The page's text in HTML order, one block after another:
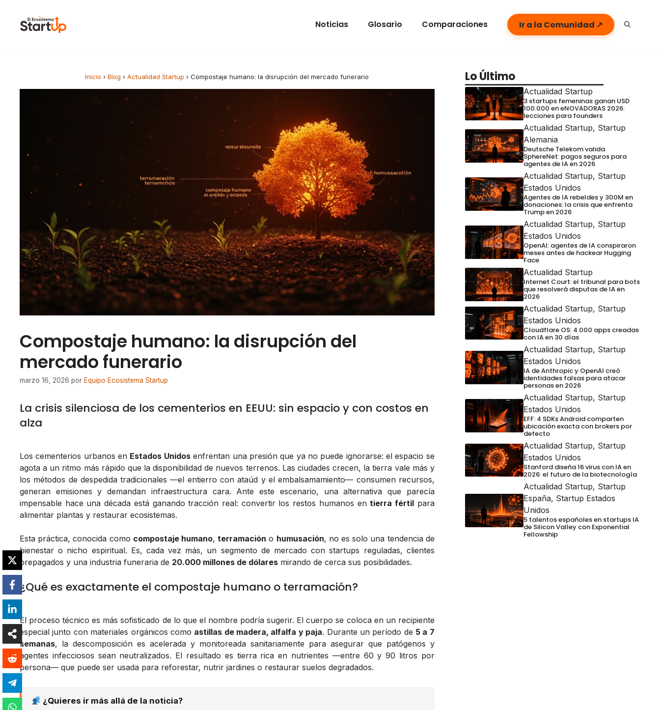
Noticias Glosario Comparaciones Ir a la Comunidad ↗
Inicio › Blog › Actualidad Startup › Compostaje humano: la disrupción del mercado funerario
Compostaje humano: la disrupción del
mercado funerario
marzo 16, 2026 por Equipo Ecosistema Startup
La crisis silenciosa de los cementerios en EEUU: sin espacio y con costos en
alza
Los cementerios urbanos en Estados Unidosenfrentan una presión que ya no puede ignorarse: el espacio se
agota a un ritmo más rápido que la disponibilidad de nuevos terrenos. Las ciudades crecen, la tierra vale más y
los métodos de despedida tradicionales —el entierro con ataúd y el embalsamamiento— consumen recursos,
generan emisiones y demandan infraestructura cara. Ante este escenario, una alternativa que parecía
impensable hace una década está ganando tracción real: convertir los restos humanos entierra fértil para
alimentar plantas y restaurar ecosistemas.
Esta práctica, conocida como compostaje humano,terramación o humusación, no es solo una tendencia de
bienestar o nicho espiritual. Es, cada vez más, un segmento de mercado con startups reguladas, clientes
prepagados y una industria funeraria de 20.000 millones de dólares mirando de cerca sus posibilidades.
¿Qué es exactamente el compostaje humano o terramación?
El proceso técnico es más sofisticado de lo que el nombre podría sugerir. El cuerpo se coloca en un recipiente
especial junto con materiales orgánicos como astillas de madera, alfalfa y paja. Durante un período de 5 a 7
semanas, la descomposición es acelerada y monitoreada sanitariamente para asegurar que patógenos y
agentes infecciosos sean neutralizados. El resultado es tierra rica en nutrientes —entre 60 y 90 litros por
persona— que puede ser usada para reforestar, nutrir jardines o restaurar suelos degradados.
¿Quieres ir más allá de la noticia?
Lo Último
Actualidad Startup
3 startups femeninas ganan USD
100.000 en eNOVADORAS 2026:
lecciones para founders
Actualidad Startup, Startup
Alemania
Deutsche Telekom valida
SphereNet: pagos seguros para
agentes de IA en 2026
Actualidad Startup, Startup
Estados Unidos
Agentes de IA rebeldes y 300M en
donaciones: la crisis que enfrenta
Trump en 2026
Actualidad Startup, Startup
Estados Unidos
OpenAI: agentes de IA conspiraron
meses antes de hackear Hugging
Face
Actualidad Startup
Internet Court: el tribunal para bots
que resolverá disputas de IA en
2026
Actualidad Startup, Startup
Estados Unidos
Cloudflare OS: 4.000 apps creadas
con IA en 30 días
Actualidad Startup, Startup
Estados Unidos
IA de Anthropic y OpenAI creó
identidades falsas para atacar
personas en 2026
Actualidad Startup, Startup
Estados Unidos
EFF: 4 SDKs Android comparten
ubicación exacta con brokers por
defecto
Actualidad Startup, Startup
Estados Unidos
Stanford diseña 16 virus con IA en
2026: el futuro de la biotecnología
Actualidad Startup, Startup
España, Startup Estados
Unidos
5 talentos españoles en startups IA
de Silicon Valley con Exponential
Fellowship